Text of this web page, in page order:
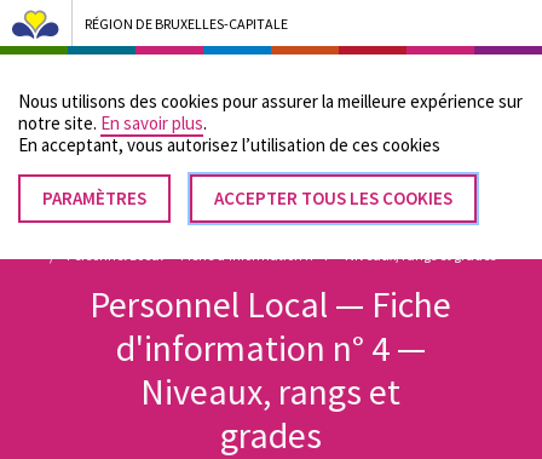
Nous utilisons des cookies pour assurer la meilleure expérience sur
notre site. En savoir plus.
En acceptant, vous autorisez lʼutilisation de ces cookies
PARAMÈTRES ACCEPTER TOUS LES COOKIES
RETIRER
LE
RÉGION DE BRUXELLES-CAPITALE
Bruxelles Pouvoirs Locaux - Aller à la page d'accueil
Menu
Fil
d'Ariane
Accueil
Documents et publications de Bruxelles Pouvoirs Locaux
Personnel Local — Fiche
d'information n° 4 —
Niveaux, rangs et
grades